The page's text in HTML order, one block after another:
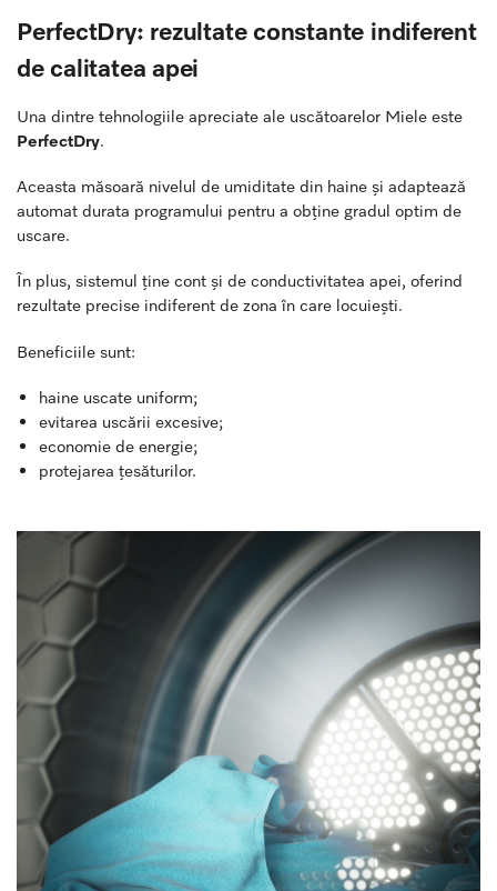
PerfectDry: rezultate constante indiferent
de calitatea apei
Una dintre tehnologiile apreciate ale uscătoarelor Miele este
PerfectDry
Aceasta măsoară nivelul de umiditate din haine și adaptează
automat durata programului pentru a obține gradul optim de
uscare.
În plus, sistemul ține cont și de conductivitatea apei, oferind
rezultate precise indiferent de zona în care locuiești.
Beneficiile sunt:
haine uscate uniform;
evitarea uscării excesive;
economie de energie;
protejarea țesăturilor.